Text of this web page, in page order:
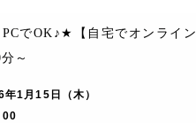
でOK♪★【自宅でオンライン
～
1月15日（木）